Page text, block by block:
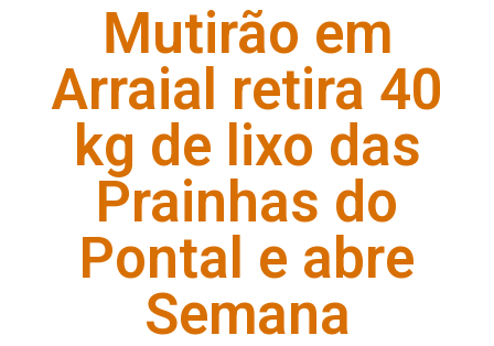
Mutirão em
Arraial retira 40
kg de lixo das
Prainhas do
Pontal e abre
Semana